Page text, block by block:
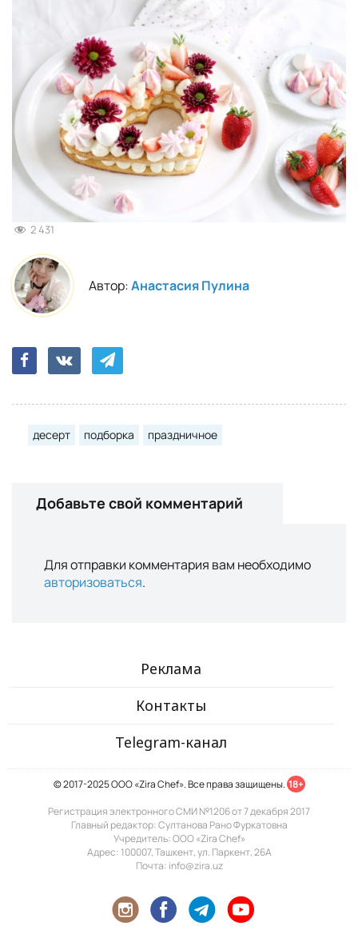
2 431
Автор:Анастасия Пулина
десерт подборка праздничное
Добавьте свой комментарий
Для отправки комментария вам необходимо
авторизоваться.
Реклама
Контакты
Telegram-канал
© 2017-2025 ООО «Zira Chef». Все права защищены. 18+
Регистрация электронного СМИ №1206 от 7 декабря 2017
Главный редактор: Султанова Рано Фуркатовна
Учредитель: ООО «Zira Chef»
Адрес: 100007, Ташкент, ул. Паркент, 26А
Почта: info@zira.uz